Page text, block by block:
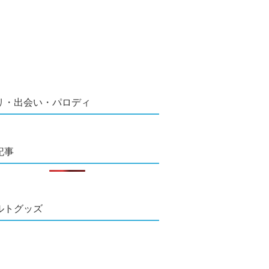
・出会い・パロディ
事
トグッズ